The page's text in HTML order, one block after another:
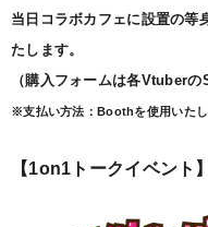
当日コラボカフェに設置の
たします。
（購入フォームは各Vtuberの
※支払い方法：Boothを使用いたし
【1on1トークイベント】